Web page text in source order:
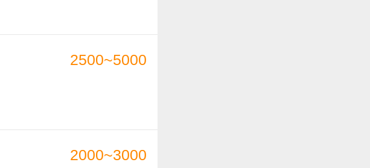
2500~5000
2000~3000